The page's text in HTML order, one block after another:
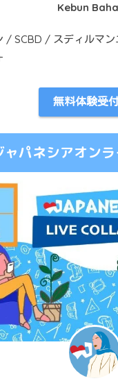
Kebun
/ SCBD / スディルマン
無料体験受
ャパネシアオン